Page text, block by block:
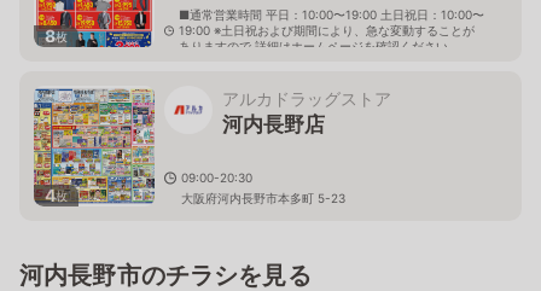
8枚
■通常営業時間 平日：10:00〜19:00 土日祝日：10:00〜
19:00 ※土日祝および期間により、急な変動することが
ありますので 詳細はホームページを確認ください
4枚
アルカドラッグストア
河内長野店
09:00-20:30
大阪府河内長野市本多町 5-23
河内長野市のチラシを見る